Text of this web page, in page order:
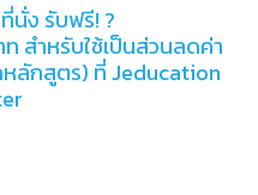
นั่ง รับฟรี! ?
สำหรับใช้เป็นส่วนลดค่า
ลักสูตร) ที่ Jeducation